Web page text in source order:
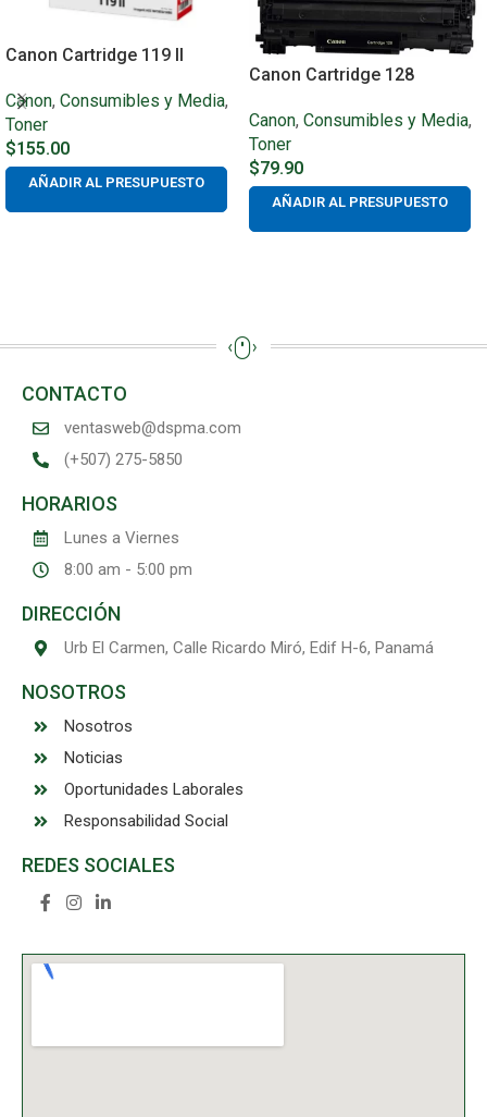
Canon Cartridge 119 II
Canon, Consumibles y Media,
Toner
$155.00
AÑADIR AL PRESUPUESTO
Canon Cartridge 128
Canon, Consumibles y Media,
Toner
$79.90
AÑADIR AL PRESUPUESTO
CONTACTO
ventasweb@dspma.com
(+507) 275-5850
HORARIOS
Lunes a Viernes
8:00 am - 5:00 pm
DIRECCIÓN
Urb El Carmen, Calle Ricardo Miró, Edif H-6, Panamá
NOSOTROS
Nosotros
Noticias
Oportunidades Laborales
Responsabilidad Social
REDES SOCIALES